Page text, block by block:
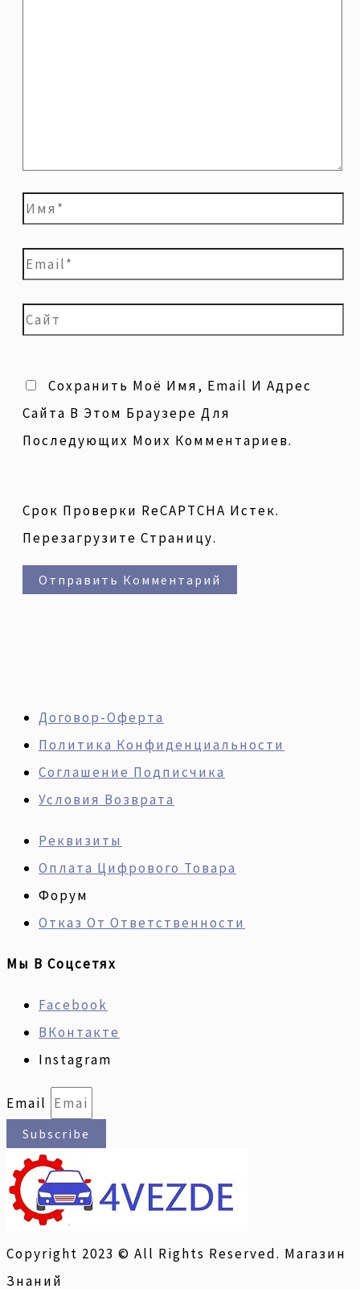
Сохранить Моё Имя, Email И Адрес
Сайта В Этом Браузере Для
Последующих Моих Комментариев.
Срок Проверки ReCAPTCHA Истек.
Перезагрузите Страницу.
Договор-Оферта
Политика Конфиденциальности
Соглашение Подписчика
Условия Возврата
Реквизиты
Оплата Цифрового Товара
Форум
Отказ От Ответственности
Мы В Соцсетях
Facebook
ВКонтакте
Instagram
Email
Subscribe
Copyright 2023 © All Rights Reserved. Магазин
Знаний